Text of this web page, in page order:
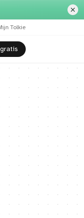
Tolkie